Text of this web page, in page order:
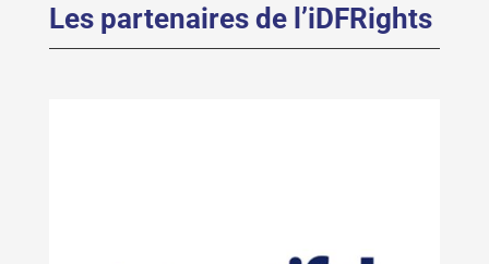
Les partenaires de l’iDFRights